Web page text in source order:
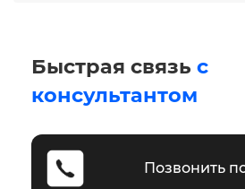
Быстрая связь с
консультантом
Позвонить